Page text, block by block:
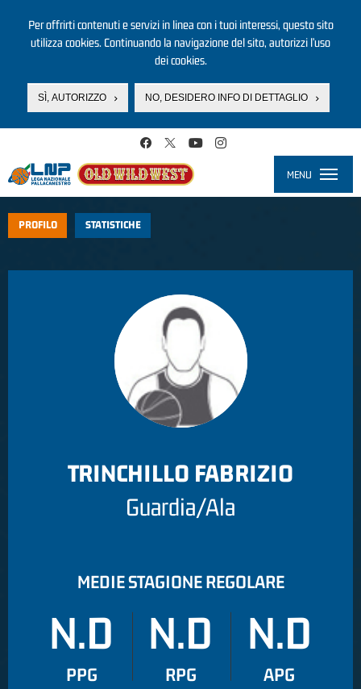
Per offrirti contenuti e servizi in linea con i tuoi interessi, questo sito
utilizza cookies. Continuando la navigazione del sito, autorizzi l’uso
dei cookies.
SÌ, AUTORIZZO NO, DESIDERO INFO DI DETTAGLIO
MENU
PROFILO STATISTICHE
TRINCHILLO FABRIZIO
Guardia/Ala
MEDIE STAGIONE REGOLARE
N.D
PPG
N.D
RPG
N.D
APG